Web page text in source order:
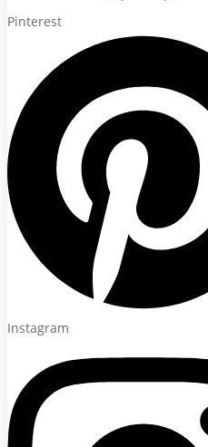
Pinterest
Instagram